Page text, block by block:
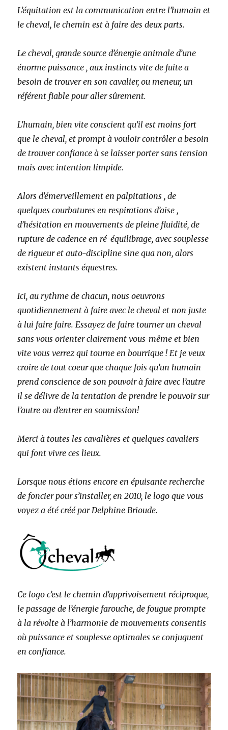
L’équitation est la communication entre l’humain et
le cheval, le chemin est à faire des deux parts.
Le cheval, grande source d’énergie animale d’une
énorme puissance , aux instincts vite de fuite a
besoin de trouver en son cavalier, ou meneur, un
référent fiable pour aller sûrement.
L’humain, bien vite conscient qu’il est moins fort
que le cheval, et prompt à vouloir contrôler a besoin
de trouver confiance à se laisser porter sans tension
mais avec intention limpide.
Alors d’émerveillement en palpitations , de
quelques courbatures en respirations d’aise ,
d’hésitation en mouvements de pleine fluidité, de
rupture de cadence en ré-équilibrage, avec souplesse
de rigueur et auto-discipline sine qua non, alors
existent instants équestres.
Ici, au rythme de chacun, nous oeuvrons
quotidiennement à faire avec le cheval et non juste
à lui faire faire. Essayez de faire tourner un cheval
sans vous orienter clairement vous-même et bien
vite vous verrez qui tourne en bourrique ! Et je veux
croire de tout coeur que chaque fois qu’un humain
prend conscience de son pouvoir à faire avec l’autre
il se délivre de la tentation de prendre le pouvoir sur
l’autre ou d’entrer en soumission!
Merci à toutes les cavalières et quelques cavaliers
qui font vivre ces lieux.
Lorsque nous étions encore en épuisante recherche
de foncier pour s’installer, en 2010, le logo que vous
voyez a été créé par Delphine Brioude.
Ce logo c’est le chemin d’apprivoisement réciproque,
le passage de l’énergie farouche, de fougue prompte
à la révolte à l’harmonie de mouvements consentis
où puissance et souplesse optimales se conjuguent
en confiance.